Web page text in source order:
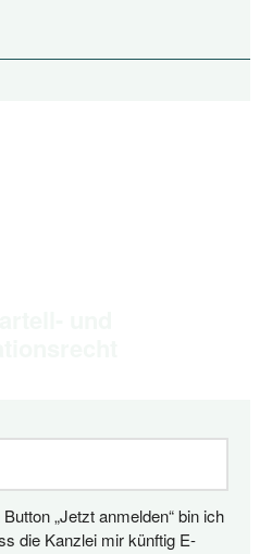
„Jetzt anmelden“ bin ich
die Kanzlei mir künftig E-